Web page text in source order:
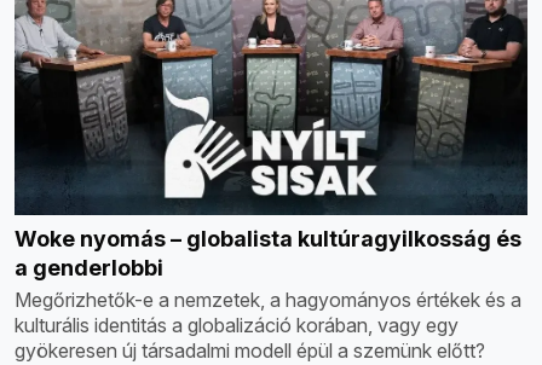
Woke nyomás – globalista kultúragyilkosság és
a genderlobbi
Megőrizhetők-e a nemzetek, a hagyományos értékek és a
kulturális identitás a globalizáció korában, vagy egy
gyökeresen új társadalmi modell épül a szemünk előtt?